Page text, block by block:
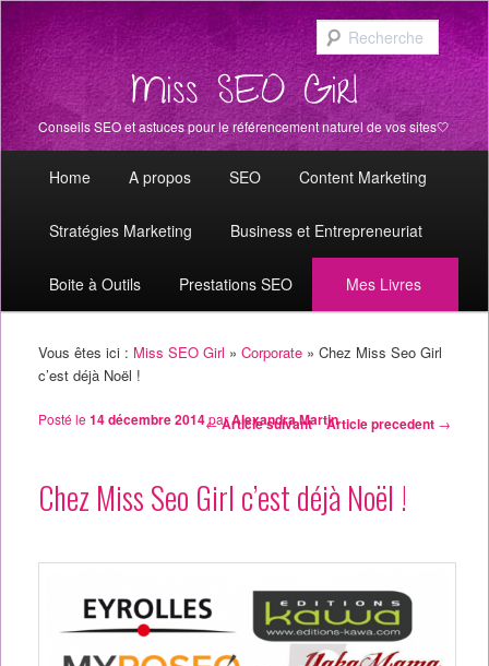
Miss SEO Girl
Conseils SEO et astuces pour le référencement naturel de vos sites🤍
Aller au contenu principal
Aller au contenu secondaire
Home A propos SEO Content Marketing
Stratégies Marketing Business et Entrepreneuriat
Boite à Outils Prestations SEO Mes Livres
Vous êtes ici : Miss SEO Girl » Corporate» Chez Miss Seo Girl
c’est déjà Noël !
Navigation des articles
←Article suivant Article precedent →
Chez Miss Seo Girl c’est déjà Noël !
Posté le 14 décembre 2014parAlexandra Martin